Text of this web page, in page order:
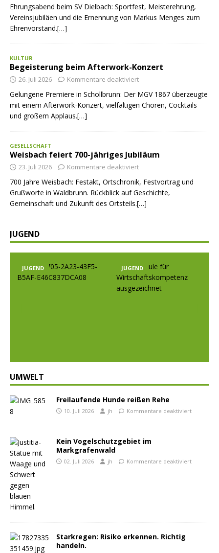
Ehrungsabend beim SV Dielbach: Sportfest, Meisterehrung,
Vereinsjubiläen und die Ernennung von Markus Menges zum
Ehrenvorstand.[…]
KULTUR
Begeisterung beim Afterwork-Konzert
26. Juli 2026 Kommentare deaktiviert
Gelungene Premiere in Schollbrunn: Der MGV 1867 überzeugte
mit einem Afterwork-Konzert, vielfältigen Chören, Cocktails
und großem Applaus.[…]
GESELLSCHAFT
Weisbach feiert 700-jähriges Jubiläum
23. Juli 2026 Kommentare deaktiviert
700 Jahre Weisbach: Festakt, Ortschronik, Festvortrag und
Grußworte in Waldbrunn. Rückblick auf Geschichte,
Gemeinschaft und Zukunft des Ortsteils.[…]
JUGEND
JUGEND JUGEND
UMWELT
Freilaufende Hunde reißen Rehe
10. Juli 2026 jh Kommentare deaktiviert
Kein Vogelschutzgebiet im
Markgrafenwald
02. Juli 2026 jh Kommentare deaktiviert
Starkregen: Risiko erkennen. Richtig
handeln.